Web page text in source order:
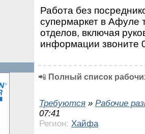
Работа без
супермаркет в Афуле
отделов, включая
информации звоните
📲 Полный список
Требуются » Рабочие
07:41
Регион: Хайфа